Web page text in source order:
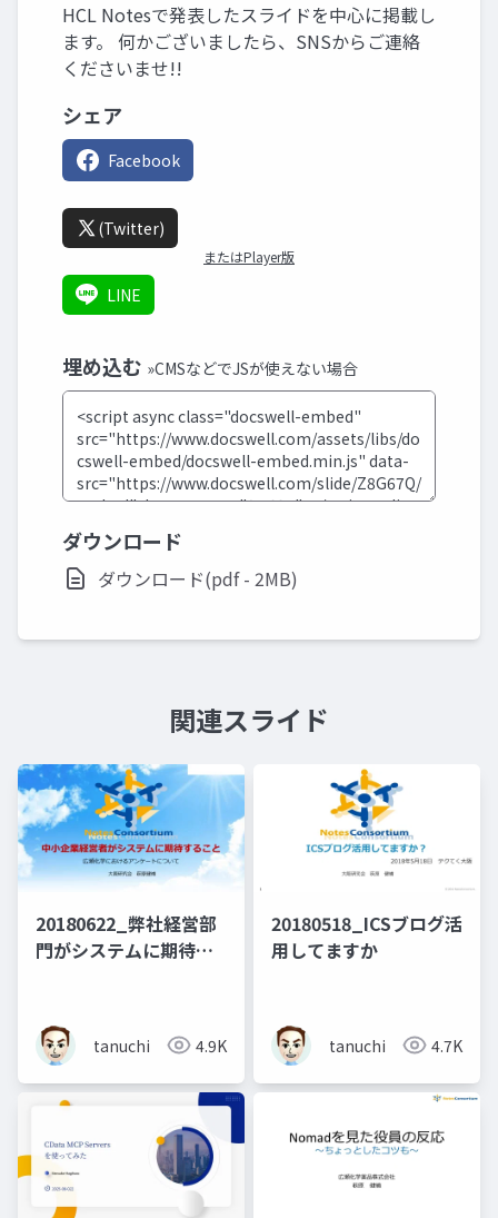
HCL Notesで発表したスライドを中心に掲載し
ます。 何かございましたら、SNSからご連絡
くださいませ!!
シェア
Facebook
(Twitter)
またはPlayer版
LINE
埋め込む »CMSなどでJSが使えない場合
ダウンロード
ダウンロード(pdf - 2MB)
関連スライド
20180622_弊社経営部
門がシステムに期待す
tanuchi 4.9K
20180518_ICSブログ活
用してますか
tanuchi 4.7K